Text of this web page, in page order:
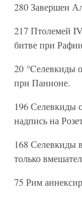
280 Завершен
217 Птолемей
битве при
20 °Cелевкиды
при Панионе.
196 Селевкиды
надпись на
168 Селевкиды
только
75 Рим